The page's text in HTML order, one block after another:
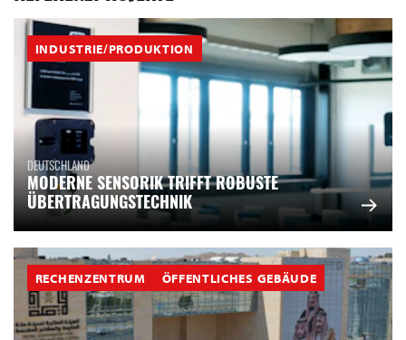
INDUSTRIE/PRODUKTION
DEUTSCHLAND
MODERNE SENSORIK TRIFFT ROBUSTE
ÜBERTRAGUNGSTECHNIK
RECHENZENTRUM ÖFFENTLICHES GEBÄUDE